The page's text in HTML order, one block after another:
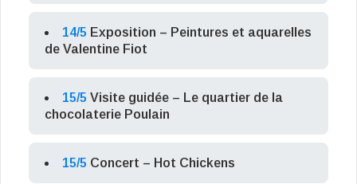
14/5 Exposition – Peintures et aquarelles
de Valentine Fiot
15/5 Visite guidée – Le quartier de la
chocolaterie Poulain
15/5 Concert – Hot Chickens